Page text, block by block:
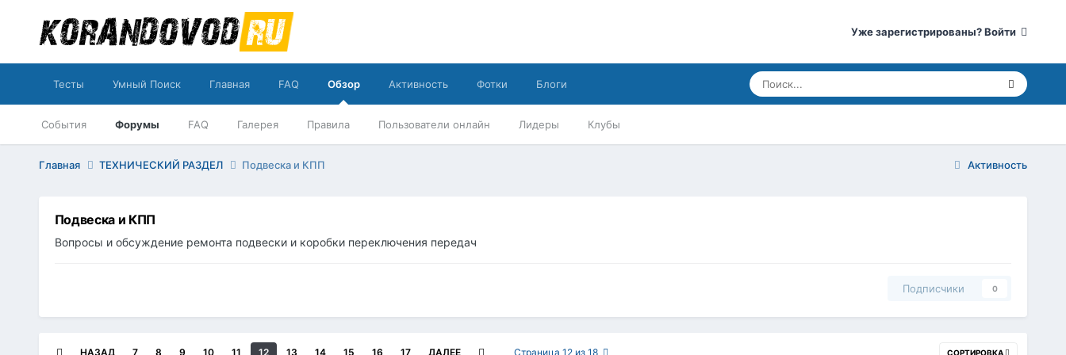
Уже зарегистрированы? Войти
Тесты Умный Поиск Главная FAQ Обзор
События Форумы FAQ Галерея Правила Пользователи онлайн Лидеры Клубы
Активность Фотки Блоги
Активность
Главная ТЕХНИЧЕСКИЙ РАЗДЕЛ Подвеска и КПП
Подвеска и КПП
Вопросы и обсуждение ремонта подвески и коробки переключения передач
Подписчики 0
СОРТИРОВКА
НАЗАД 7 8 9 10 11 12 13 14 15 16 17 ДАЛЕЕ Страница 12 из 18